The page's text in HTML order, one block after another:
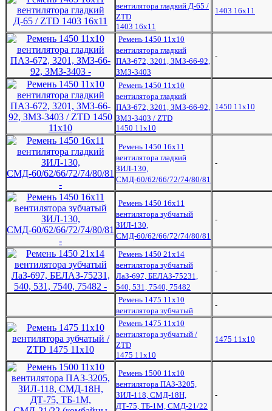
вентилятора гладкий Д-65 /
ZTD
1403 16х11
1403 16х11
Ремень 1450 11х10
вентилятора гладкий
ПАЗ-672, 3201, ЗМЗ-66-92,
ЗМЗ-3403
-
Ремень 1450 11х10
вентилятора гладкий
ПАЗ-672, 3201, ЗМЗ-66-92,
ЗМЗ-3403 / ZTD
1450 11х10
1450 11х10
Ремень 1450 16x11
вентилятора гладкий
ЗИЛ-130,
СМД-60/62/66/72/74/80/81
-
Ремень 1450 16x11
вентилятора зубчатый
ЗИЛ-130,
СМД-60/62/66/72/74/80/81
-
Ремень 1450 21x14
вентилятора зубчатый
ЛаЗ-697, БЕЛАЗ-75231,
540, 531, 7540, 75482
-
Ремень 1475 11x10
вентилятора зубчатый
-
Ремень 1475 11x10
вентилятора зубчатый /
ZTD
1475 11х10
1475 11х10
Ремень 1500 11х10
вентилятора ПАЗ-3205,
ЗИЛ-118, СМД-18Н,
ДТ-75, ТБ-1М, СМД-21/22
-